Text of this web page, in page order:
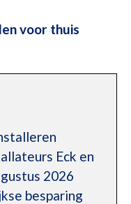
voor thuis
Eck en
2026
besparing